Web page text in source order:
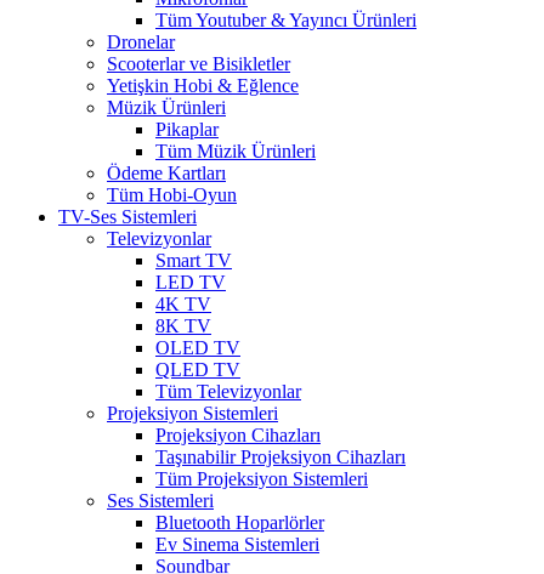
Tüm Youtuber & Yayıncı Ürünleri
Dronelar
Scooterlar ve Bisikletler
Yetişkin Hobi & Eğlence
Müzik Ürünleri
Pikaplar
Tüm Müzik Ürünleri
Ödeme Kartları
Tüm Hobi-Oyun
TV-Ses Sistemleri
Televizyonlar
Smart TV
LED TV
4K TV
8K TV
OLED TV
QLED TV
Tüm Televizyonlar
Projeksiyon Sistemleri
Projeksiyon Cihazları
Taşınabilir Projeksiyon Cihazları
Tüm Projeksiyon Sistemleri
Ses Sistemleri
Bluetooth Hoparlörler
Ev Sinema Sistemleri
Soundbar